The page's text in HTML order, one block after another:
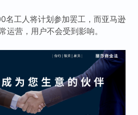
名工人将计划参加罢工，而亚马逊
运营，用户不会受到影响。